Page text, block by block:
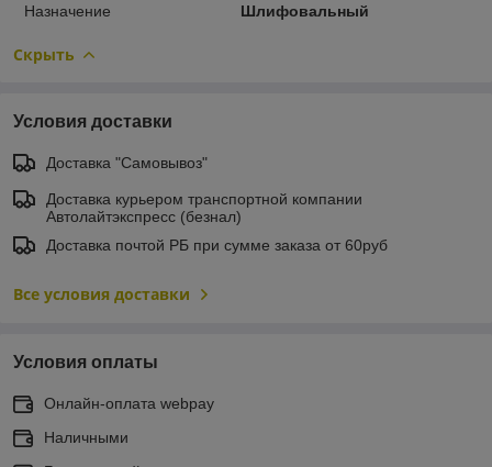
Назначение
Шлифовальный
Скрыть
Условия доставки
Доставка "Самовывоз"
Доставка курьером транспортной компании
Автолайтэкспресс (безнал)
Доставка почтой РБ при сумме заказа от 60руб
Все условия доставки
Условия оплаты
Онлайн-оплата webpay
Наличными